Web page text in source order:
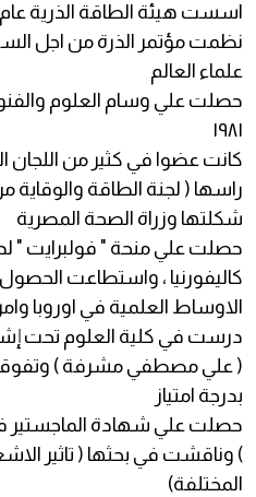
اسست هيئة الطاقة الذرية عام ١٩٤٨
نظمت مؤتمر الذرة من اجل
علماء العالم
حصلت علي وسام العلوم
١٩٨١
كانت عضوا في كثير من اللجان
راسها ( لجنة الطاقة والوقاية
شكلتها وزراة الصحة المصرية
حصلت علي منحة " فولبرايت "
كاليفورنيا ، واستطاعت
الاوساط العلمية في اوروبا
درست في كلية العلوم تحت
بدرجة امتياز
حصلت علي شهادة الماجستير
) وناقشت في بحثها ( تاثير
المختلفة)